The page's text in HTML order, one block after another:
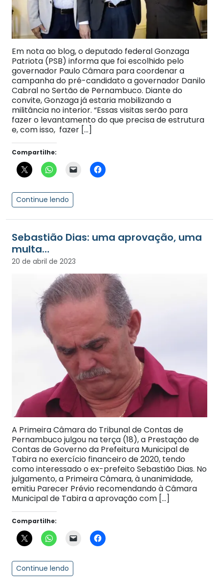
Em nota ao blog, o deputado federal Gonzaga
Patriota (PSB) informa que foi escolhido pelo
governador Paulo Câmara para coordenar a
campanha do pré-candidato a governador Danilo
Cabral no Sertão de Pernambuco. Diante do
convite, Gonzaga já estaria mobilizando a
militância no interior. “Essas visitas serão para
fazer o levantamento do que precisa de estrutura
e, com isso, fazer […]
Compartilhe:
Continue lendo
Sebastião Dias: uma aprovação, uma
multa…
20 de abril de 2023
A Primeira Câmara do Tribunal de Contas de
Pernambuco julgou na terça (18), a Prestação de
Contas de Governo da Prefeitura Municipal de
Tabira no exercício financeiro de 2020, tendo
como interessado o ex-prefeito Sebastião Dias. No
julgamento, a Primeira Câmara, à unanimidade,
emitiu Parecer Prévio recomendando à Câmara
Municipal de Tabira a aprovação com […]
Compartilhe:
Continue lendo